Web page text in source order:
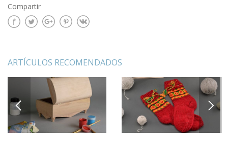
Compartir
ARTÍCULOS RECOMENDADOS
PREVIOUS NEXT